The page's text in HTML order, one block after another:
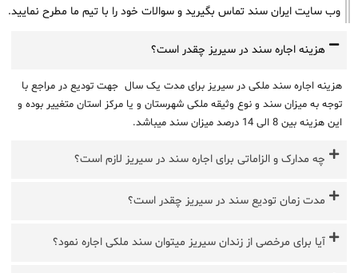
وب سایت ایران سند تماس بگیرید و سوالات خود را با تیم ما مطرح نمایید.
هزینه اجاره سند در سیریز چقدر است؟
هزینه اجاره سند ملکی در سیریز برای مدت یک سال جهت تودیع در مراجع با
توجه به میزان سند و نوع وثیقه ملکی شهرستان و یا مرکز استان متغییر بوده و
این هزینه بین 8 الی 14 درصد میزان سند میباشد.
چه مدارک و الزاماتی برای اجاره سند در سیریز لازم است؟
مدت زمان تودیع سند در سیریز چقدر است؟
آیا برای مرخصی از زندان سیریز میتوان سند ملکی اجاره نمود؟